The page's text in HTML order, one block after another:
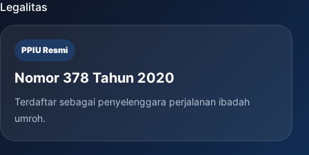
Legalitas
PPIU Resmi
Nomor 378 Tahun 2020
Terdaftar sebagai penyelenggara perjalanan ibadah
umroh.